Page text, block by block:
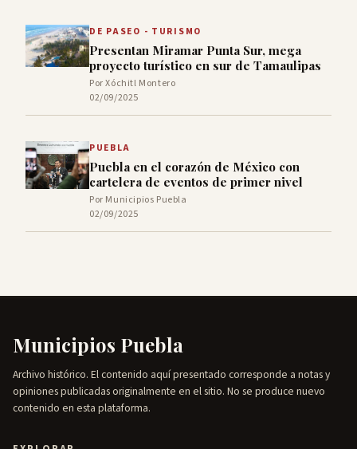
DE PASEO - TURISMO
Presentan Miramar Punta Sur, mega
proyecto turístico en sur de Tamaulipas
Por Xóchitl Montero
02/09/2025
PUEBLA
Puebla en el corazón de México con
cartelera de eventos de primer nivel
Por Municipios Puebla
02/09/2025
Municipios Puebla
Archivo histórico. El contenido aquí presentado corresponde a notas y
opiniones publicadas originalmente en el sitio. No se produce nuevo
contenido en esta plataforma.